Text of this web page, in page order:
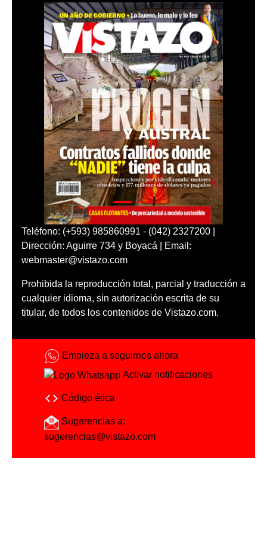
Teléfono: (+593) 985860991 - (042) 2327200 |
Dirección: Aguirre 734 y Boyacá | Email:
webmaster@vistazo.com
Prohibida la reproducción total, parcial y traducción a
cualquier idioma, sin autorización escrita de su
titular, de todos los contenidos de Vistazo.com.
Empieza a seguirnos ahora
Activar notificaciones
Código ética
Sugerencias a:
sugerencias@vistazo.com